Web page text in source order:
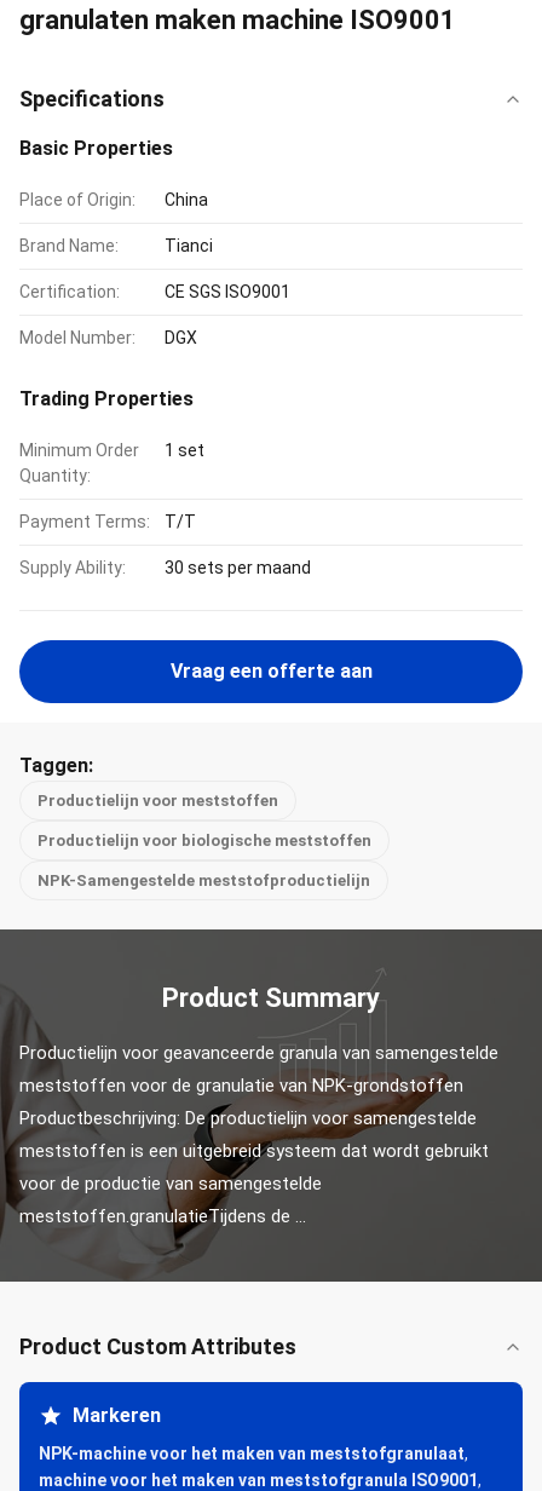
granulaten maken machine ISO9001
Specifications
Basic Properties
Place of Origin: China
Brand Name: Tianci
Certification: CE SGS ISO9001
Model Number: DGX
Trading Properties
Minimum Order
Quantity:
1 set
Payment Terms: T/T
Supply Ability: 30 sets per maand
Vraag een offerte aan
Taggen:
Productielijn voor meststoffen
Productielijn voor biologische meststoffen
NPK-Samengestelde meststofproductielijn
Product Summary
Productielijn voor geavanceerde granula van samengestelde
meststoffen voor de granulatie van NPK-grondstoffen
Productbeschrijving: De productielijn voor samengestelde
meststoffen is een uitgebreid systeem dat wordt gebruikt
voor de productie van samengestelde
meststoffen.granulatieTijdens de ...
Product Custom Attributes
Markeren
NPK-machine voor het maken van meststofgranulaat,
machine voor het maken van meststofgranula ISO9001,